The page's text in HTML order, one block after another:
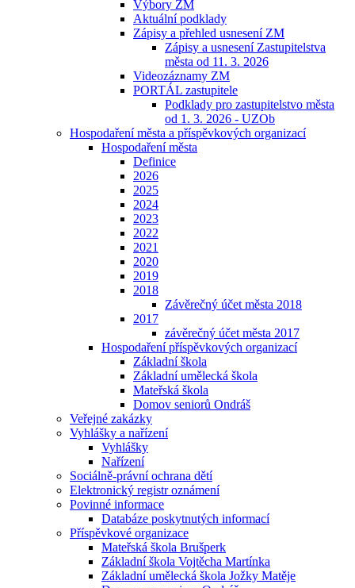
Výbory ZM
Aktuální podklady
Zápisy a přehled usnesení ZM
Zápisy a usnesení Zastupitelstva
města od 11. 3. 2026
Videozáznamy ZM
PORTÁL zastupitele
Podklady pro zastupitelstvo města
od 1. 3. 2026 - UZOb
Hospodaření města a příspěvkových organizací
Hospodaření města
Definice
2026
2025
2024
2023
2022
2021
2020
2019
2018
Závěrečný účet města 2018
2017
závěrečný účet města 2017
Hospodaření příspěvkových organizací
Základní škola
Základní umělecká škola
Mateřská škola
Domov seniorů Ondráš
Veřejné zakázky
Vyhlášky a nařízení
Vyhlášky
Nařízení
Sociálně-právní ochrana dětí
Elektronický registr oznámení
Povinné informace
Databáze poskytnutých informací
Příspěvkové organizace
Mateřská škola Brušperk
Základní škola Vojtěcha Martínka
Základní umělecká škola Jožky Matěje